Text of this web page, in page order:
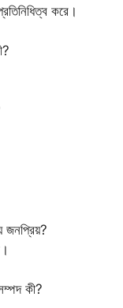
করে।
জনপ্রিয়?
কী?